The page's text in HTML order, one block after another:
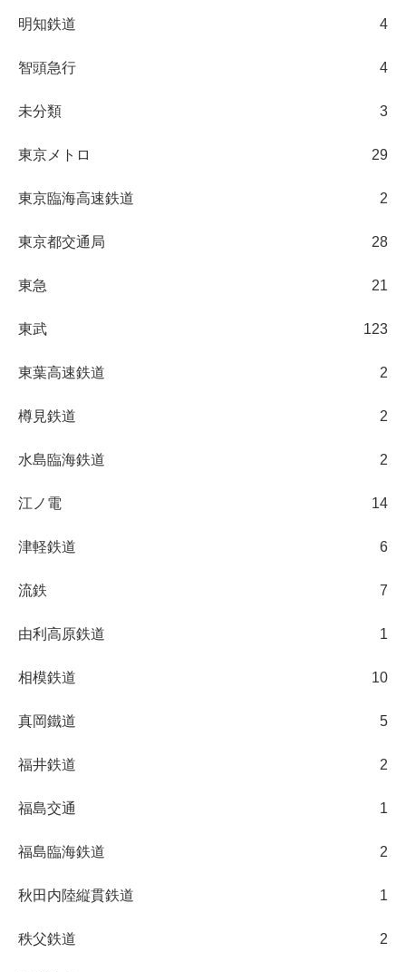
明知鉄道 4
智頭急行 4
未分類 3
東京メトロ 29
東京臨海高速鉄道 2
東京都交通局 28
東急 21
東武 123
東葉高速鉄道 2
樽見鉄道 2
水島臨海鉄道 2
江ノ電 14
津軽鉄道 6
流鉄 7
由利高原鉄道 1
相模鉄道 10
真岡鐵道 5
福井鉄道 2
福島交通 1
福島臨海鉄道 2
秋田内陸縦貫鉄道 1
秩父鉄道 2